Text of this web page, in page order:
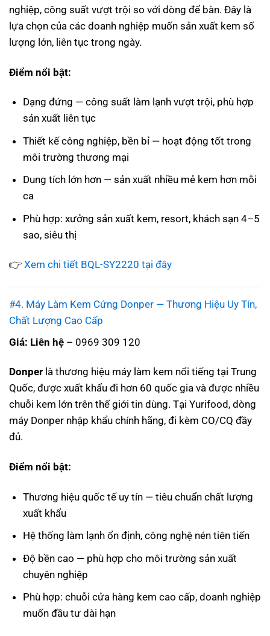
nghiệp, công suất vượt trội so với dòng để bàn. Đây là
lựa chọn của các doanh nghiệp muốn sản xuất kem số
lượng lớn, liên tục trong ngày.
Điểm nổi bật:
Dạng đứng — công suất làm lạnh vượt trội, phù hợp
sản xuất liên tục
Thiết kế công nghiệp, bền bỉ — hoạt động tốt trong
môi trường thương mại
Dung tích lớn hơn — sản xuất nhiều mẻ kem hơn mỗi
ca
Phù hợp: xưởng sản xuất kem, resort, khách sạn 4–5
sao, siêu thị
👉 Xem chi tiết BQL-SY2220 tại đây
#4. Máy Làm Kem Cứng Donper — Thương Hiệu Uy Tín,
Chất Lượng Cao Cấp
Giá: Liên hệ – 0969 309 120
Donper là thương hiệu máy làm kem nổi tiếng tại Trung
Quốc, được xuất khẩu đi hơn 60 quốc gia và được nhiều
chuỗi kem lớn trên thế giới tin dùng. Tại Yurifood, dòng
máy Donper nhập khẩu chính hãng, đi kèm CO/CQ đầy
đủ.
Điểm nổi bật:
Thương hiệu quốc tế uy tín — tiêu chuẩn chất lượng
xuất khẩu
Hệ thống làm lạnh ổn định, công nghệ nén tiên tiến
Độ bền cao — phù hợp cho môi trường sản xuất
chuyên nghiệp
Phù hợp: chuỗi cửa hàng kem cao cấp, doanh nghiệp
muốn đầu tư dài hạn